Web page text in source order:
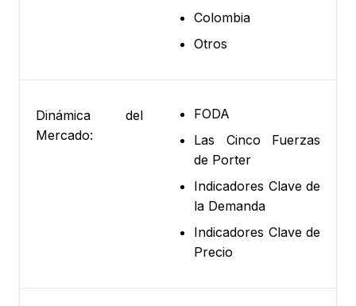
Colombia
Otros
Dinámica del
Mercado:
FODA
Las Cinco Fuerzas
de Porter
Indicadores Clave de
la Demanda
Indicadores Clave de
Precio